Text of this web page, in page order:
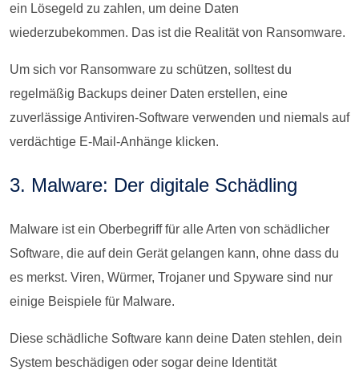
ein Lösegeld zu zahlen, um deine Daten
wiederzubekommen. Das ist die Realität von Ransomware.
Um sich vor Ransomware zu schützen, solltest du
regelmäßig Backups deiner Daten erstellen, eine
zuverlässige Antiviren-Software verwenden und niemals auf
verdächtige E-Mail-Anhänge klicken.
3. Malware: Der digitale Schädling
Malware ist ein Oberbegriff für alle Arten von schädlicher
Software, die auf dein Gerät gelangen kann, ohne dass du
es merkst. Viren, Würmer, Trojaner und Spyware sind nur
einige Beispiele für Malware.
Diese schädliche Software kann deine Daten stehlen, dein
System beschädigen oder sogar deine Identität